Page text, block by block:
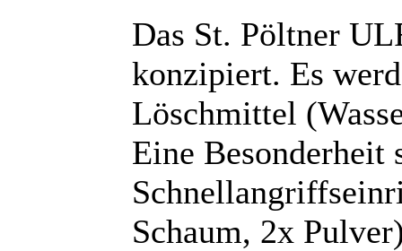
Das St. Pöltner
konzipiert. Es
Löschmittel
Eine Besonderheit
Schaum, 2x